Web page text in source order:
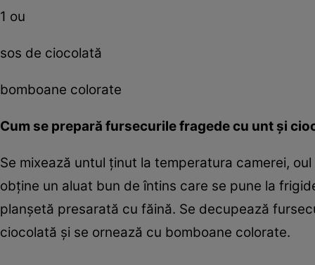
1 ou
sos de ciocolată
bomboane colorate
Cum se prepară fursecurile fragede cu unt şi
Se mixează untul ţinut la temperatura camerei,
obţine un aluat bun de întins care se pune la
planşetă presarată cu făină. Se decupează
ciocolată şi se ornează cu bomboane colorate.